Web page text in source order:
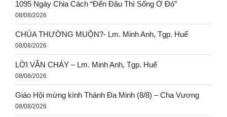
1095 Ngày Chia Cách “Đến Đâu Thì Sống Ở Đó”
08/08/2026
CHÚA THƯỜNG MUỘN?- Lm. Minh Anh, Tgp. Huế
08/08/2026
LỜI VẪN CHÁY – Lm. Minh Anh, Tgp. Huế
08/08/2026
Giáo Hội mừng kính Thánh Đa Minh (8/8) – Cha Vương
08/08/2026